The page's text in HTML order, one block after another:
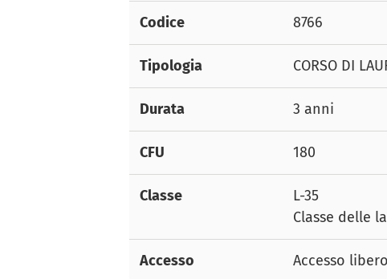
Codice 8766
Tipologia CORSO DI
Durata 3 anni
CFU 180
Classe
L-35
Classe delle
Accesso Accesso libero